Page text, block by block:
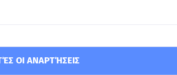
ΟΙ ΑΝΑΡΤΉΣΕΙΣ